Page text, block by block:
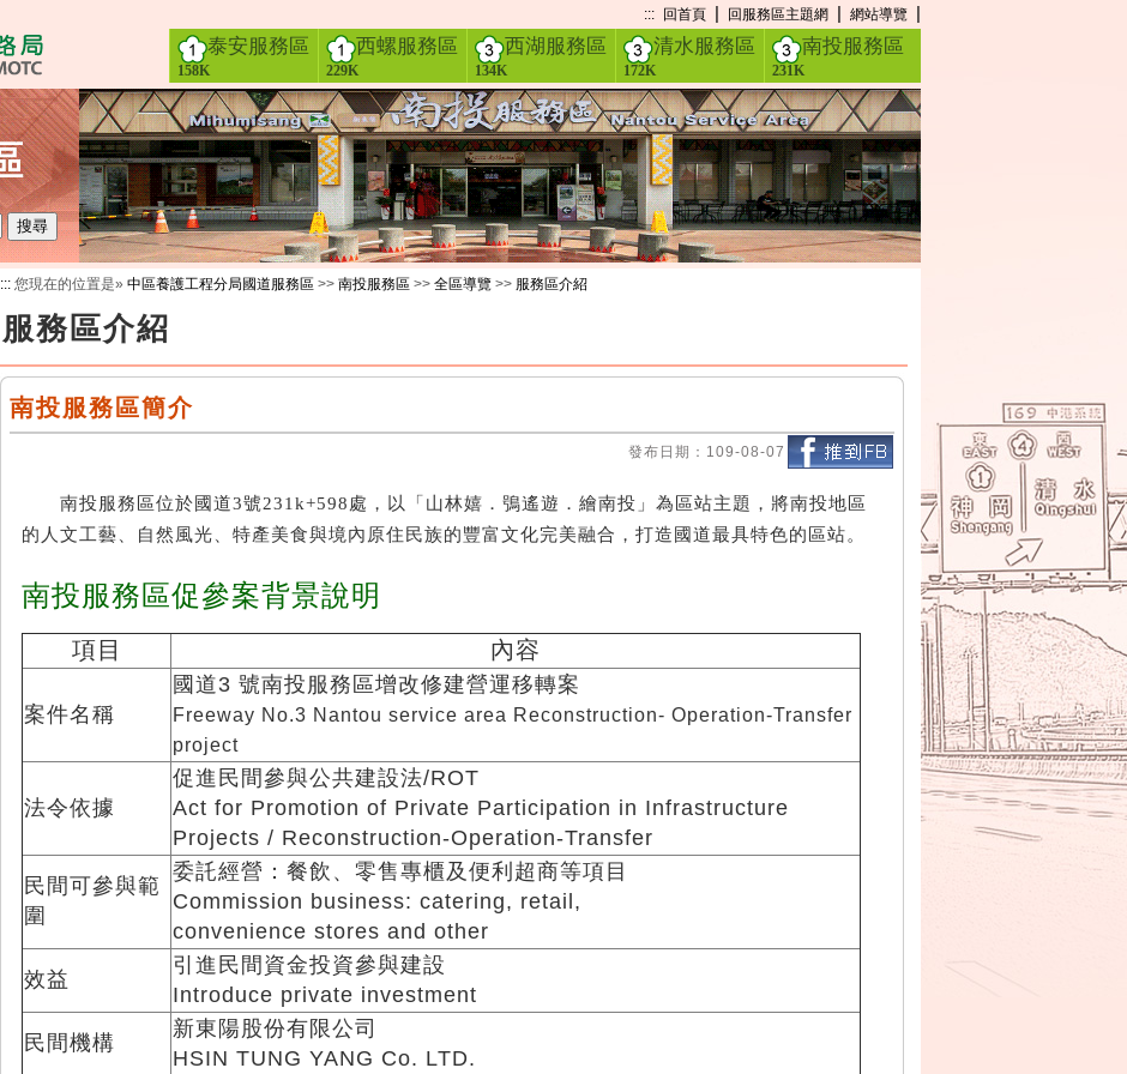
::: 回首頁 | 回服務區主題網 | 網站導覽 |
泰安服務區
158K
西螺服務區
229K
西湖服務區
134K
清水服務區
172K
南投服務區
231K
搜尋
::: 您現在的位置是» 中區養護工程分局國道服務區 >> 南投服務區 >> 全區導覽 >> 服務區介紹
服務區介紹
南投服務區簡介
發布日期：109-08-07
南投服務區位於國道3號231k+598處，以「山林嬉．鴞遙遊．繪南投」為區站主題，將南投地區
的人文工藝、自然風光、特產美食與境內原住民族的豐富文化完美融合，打造國道最具特色的區站。
南投服務區促參案背景說明
項目 內容
案件名稱
國道3 號南投服務區增改修建營運移轉案
Freeway No.3 Nantou service area Reconstruction- Operation-Transfer
project
法令依據
促進民間參與公共建設法/ROT
Act for Promotion of Private Participation in Infrastructure
Projects / Reconstruction-Operation-Transfer
民間可參與範
圍
委託經營：餐飲、零售專櫃及便利超商等項目
Commission business: catering, retail,
convenience stores and other
效益
引進民間資金投資參與建設
Introduce private investment
民間機構
新東陽股份有限公司
HSIN TUNG YANG Co. LTD.